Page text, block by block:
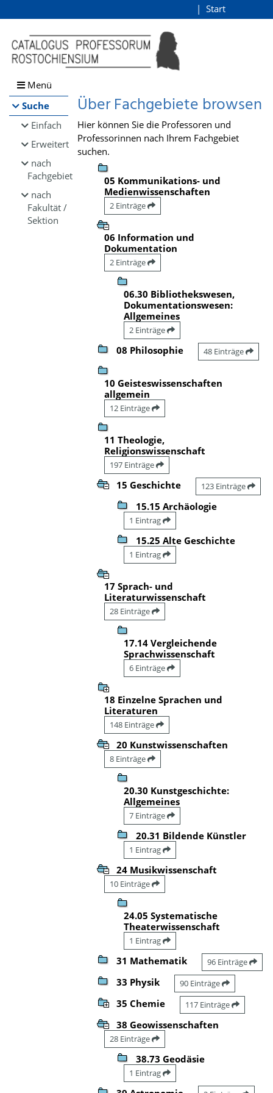
Browsen
direkt zum Inhalt
Start
Menü
Suche
Einfach
Erweitert
nach
Fachgebiet
nach
Fakultät /
Sektion
Über Fachgebiete browsen
Hier können Sie die Professoren und
Professorinnen nach Ihrem Fachgebiet
suchen.
05 Kommunikations- und
Medienwissenschaften
2 Einträge
06 Information und
Dokumentation
2 Einträge
06.30 Bibliothekswesen,
Dokumentationswesen:
Allgemeines
2 Einträge
08 Philosophie 48 Einträge
10 Geisteswissenschaften
allgemein
12 Einträge
11 Theologie,
Religionswissenschaft
197 Einträge
15 Geschichte 123 Einträge
15.15 Archäologie
1 Eintrag
15.25 Alte Geschichte
1 Eintrag
17 Sprach- und
Literaturwissenschaft
28 Einträge
17.14 Vergleichende
Sprachwissenschaft
6 Einträge
18 Einzelne Sprachen und
Literaturen
148 Einträge
20 Kunstwissenschaften
8 Einträge
20.30 Kunstgeschichte:
Allgemeines
7 Einträge
20.31 Bildende Künstler
1 Eintrag
24 Musikwissenschaft
10 Einträge
24.05 Systematische
Theaterwissenschaft
1 Eintrag
31 Mathematik 96 Einträge
33 Physik 90 Einträge
35 Chemie 117 Einträge
38 Geowissenschaften
28 Einträge
38.73 Geodäsie
1 Eintrag